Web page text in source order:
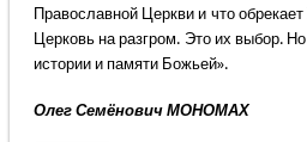
Православной Церкви и что
Церковь на разгром. Это их выбор.
истории и памяти Божьей».
Олег Семёнович МОНОМАХ